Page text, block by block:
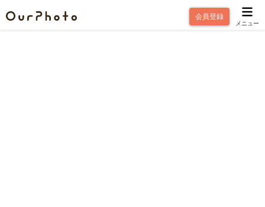
会員登録
メニュー